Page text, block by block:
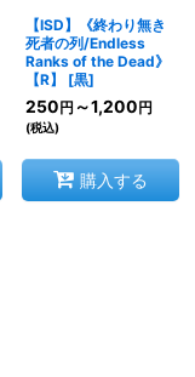
【ISD】《終わり無き
死者の列/Endless
Ranks of the Dead》
【R】
[黒]
250 円 ～1,200 円
(税込)
購入する